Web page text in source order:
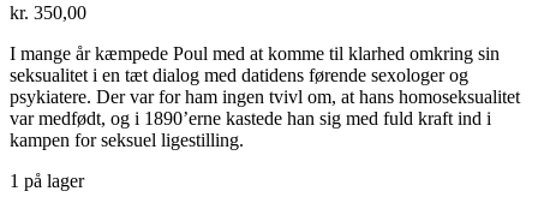
kr. 350,00
I mange år kæmpede Poul med at komme til klarhed omkring sin
seksualitet i en tæt dialog med datidens førende sexologer og
psykiatere. Der var for ham ingen tvivl om, at hans homoseksualitet
var medfødt, og i 1890’erne kastede han sig med fuld kraft ind i
kampen for seksuel ligestilling.
1 på lager